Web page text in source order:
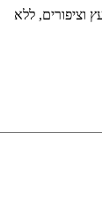
וציפורים, ללא